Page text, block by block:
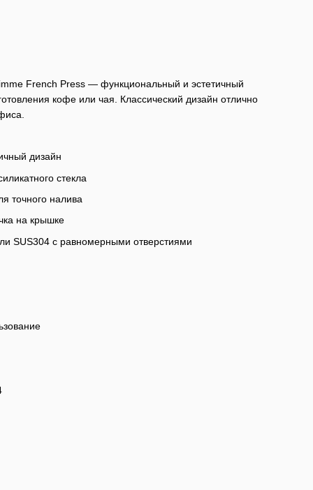
French Press — функциональный и эстетичный
кофе или чая. Классический дизайн отлично
дизайн
стекла
точного налива
на крышке
SUS304 с равномерными отверстиями